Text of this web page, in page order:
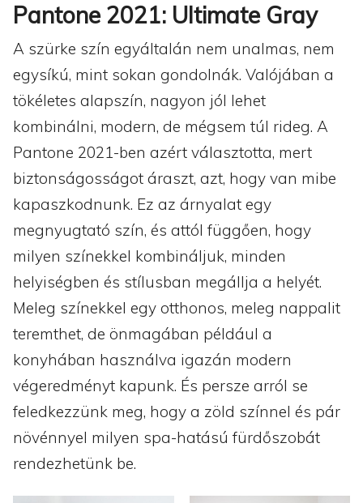
Pantone 2021: Ultimate Gray
A szürke szín egyáltalán nem unalmas, nem
egysíkú, mint sokan gondolnák. Valójában a
tökéletes alapszín, nagyon jól lehet
kombinálni, modern, de mégsem túl rideg. A
Pantone 2021-ben azért választotta, mert
biztonságosságot áraszt, azt, hogy van mibe
kapaszkodnunk. Ez az árnyalat egy
megnyugtató szín, és attól függően, hogy
milyen színekkel kombináljuk, minden
helyiségben és stílusban megállja a helyét.
Meleg színekkel egy otthonos, meleg nappalit
teremthet, de önmagában például a
konyhában használva igazán modern
végeredményt kapunk. És persze arról se
feledkezzünk meg, hogy a zöld színnel és pár
növénnyel milyen spa-hatású fürdőszobát
rendezhetünk be.